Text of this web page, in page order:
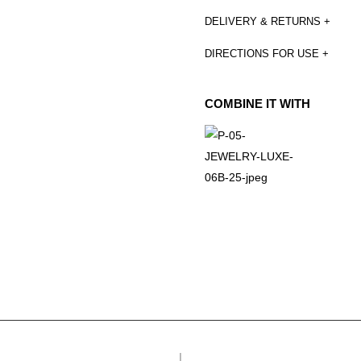
DELIVERY & RETURNS +
DIRECTIONS FOR USE +
COMBINE IT WITH